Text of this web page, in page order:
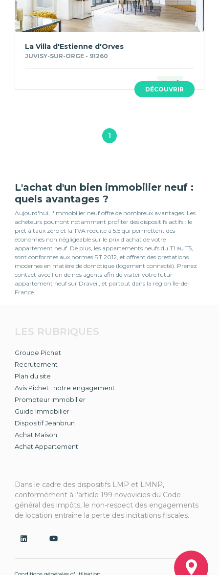
DÉCOUVRIR
La Villa d'Estienne d'Orves
JUVISY-SUR-ORGE - 91260
Neuf
1
L'achat d'un bien immobilier neuf :
quels avantages ?
Aujourd'hui, l'immobilier neuf offre de nombreux avantages. Les
acheteurs pourront notamment profiter des dispositifs actifs : le
prêt à taux zéro et la TVA réduite à 5.5 qui permettent des
économies non négligeable sur le prix d'achat de votre
appartement neuf. De plus, les appartements neufs du T1 au T5,
sont conformes aux normes RT 2012, et offrent des prestations
modernes en matière de domotique (logement connecté). Prenez
contact avec l'un de nos agents afin de visiter votre futur
appartement neuf sur Draveil, et partout dans la région Île-de-
France.
LES RUBRIQUES
Groupe Pichet
Recrutement
Plan du site
Avis Pichet : notre engagement
Promoteur Immobilier
Guide Immobilier
Dispositif Jeanbrun
Achat Maison
Achat Appartement
Dans le cadre des dispositifs LMP et LMNP,
conformément à l’article 199 novovicies du Code
général des impôts, le non-respect des engagements
de location entraîne la perte des incitations fiscales.